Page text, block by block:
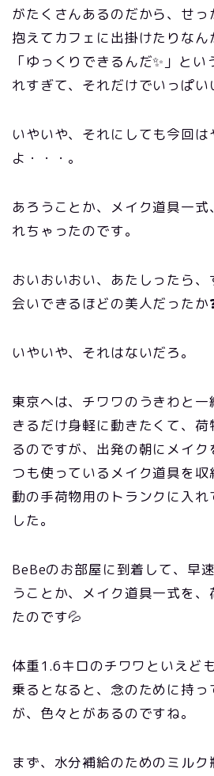
がたくさんあるのだから、せ
抱えてカフェに出掛けたりなん
「ゆっくりできるんだ✨」と
れすぎて、それだけでいっぱい
いやいや、それにしても今回は
よ・・・。
あろうことか、メイク道具一
れちゃったのです。
おいおいおい、あたしったら
会いできるほどの美人だったか
いやいや、それはないだろ。
東京へは、チワワのうきわと
きるだけ身軽に動きたくて、
るのですが、出発の朝にメイ
つも使っているメイク道具を
動の手荷物用のトランクに入
した。
BeBeのお部屋に到着して、早
うことか、メイク道具一式を
たのです💦
体重1.6キロのチワワといえど
乗るとなると、念のために持
が、色々とがあるのですね。
まず、水分補給のためのミル